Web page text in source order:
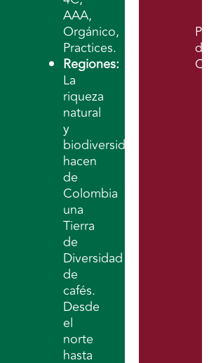
AAA,
Orgánico,
Practices.
Regiones:
La
riqueza
natural
y
biodiversidad
hacen
de
Colombia
una
Tierra
de
Diversidad
de
cafés.
Desde
el
norte
hasta
de